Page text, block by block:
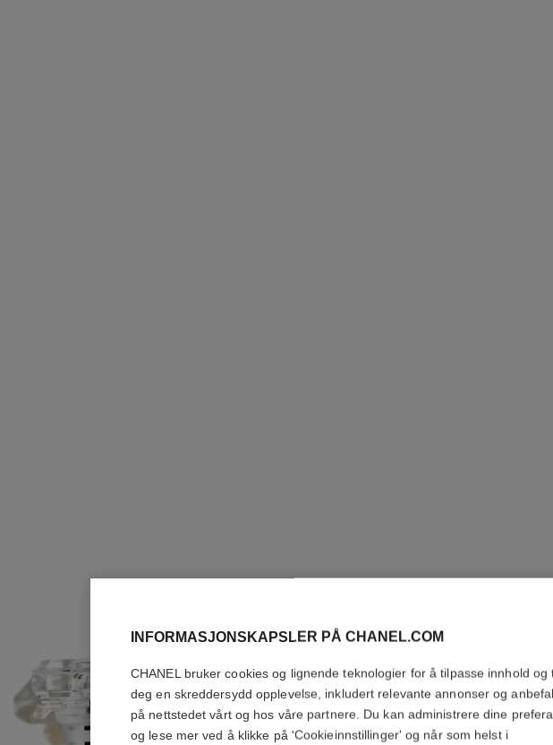
N°5
Eau Première
INFORMASJONSKAPSLER PÅ CHANEL.COM
CHANEL bruker cookies og lignende teknologier for å tilpasse innhold og
deg en skreddersydd opplevelse, inkludert relevante annonser og
på nettstedet vårt og hos våre partnere. Du kan administrere dine
og lese mer ved å klikke på 'Cookieinnstillinger' og når som helst i